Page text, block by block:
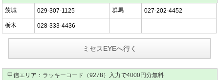
茨城 029-307-1125 群馬 027-202-4452
栃木 028-333-4436
ミセスEYEへ行く
甲信エリア：ラッキーコード（9278）入力で4000円分無料